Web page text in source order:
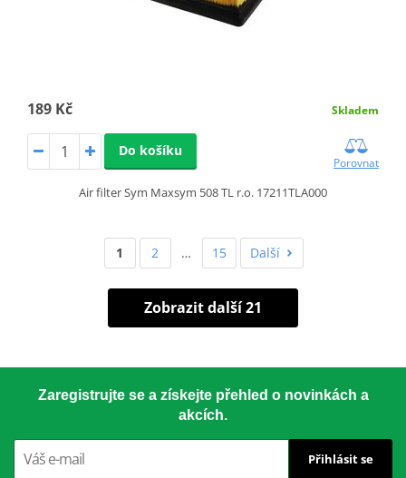
189 Kč Skladem
Do košíku
Porovnat
Air filter Sym Maxsym 508 TL r.o. 17211TLA000
1 2 … 15 Další
Zobrazit další 21
Zaregistrujte se a získejte přehled o novinkách a
akcích.
Přihlásit se